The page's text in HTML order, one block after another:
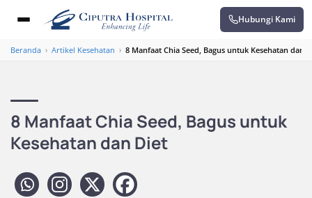
Hubungi Kami
Beranda › Artikel Kesehatan › 8 Manfaat Chia Seed, Bagus untuk Kesehatan dan
8 Manfaat Chia Seed, Bagus untuk
Kesehatan dan Diet